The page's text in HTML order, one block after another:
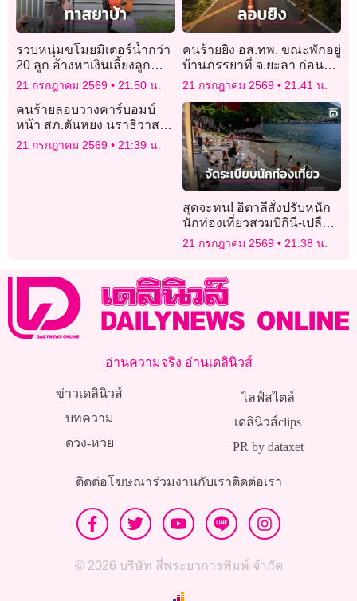
รวบหนุ่มขโมยมิเตอร์น้ำกว่า
20 ลูก อ้างหาเงินเลี้ยงลูก
พร้อมแอบเสพยาบ้า รอ
ดำเนินคดี 2 ข้อหา
21 กรกฎาคม 2569 21:50 น.
คนร้ายยิง อส.ทพ. ขณะพักอยู่
บ้านภรรยาที่ จ.ยะลา ก่อน
ลอบวางระเบิดนราธิวาส
21 กรกฎาคม 2569 21:41 น.
คนร้ายลอบวางคาร์บอมบ์
หน้า สภ.ตันหยง นราธิวาส
ก่อนซิ่ง จยย.หลบหนี ไร้เจ็บ
21 กรกฎาคม 2569 21:39 น.
สุดจะทน! อิตาลีสั่งปรับหนัก
นักท่องเที่ยวสวมบิกินี-เปลือย
อกเดินร่อนทั่วเมือง
21 กรกฎาคม 2569 21:38 น.
อ่านความจริง อ่านเดลินิวส์
ข่าวเดลินิวส์
บทความ
ดวง-หวย
ไลฟ์สไตล์
เดลินิวส์clips
PR by dataxet
ติดต่อโฆษณาร่วมงานกับเราติดต่อเรา
© 2026 บริษัท สี่พระยาการพิมพ์ จำกัด